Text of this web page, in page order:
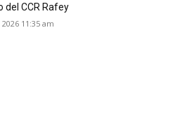
del CCR Rafey
11:35 am